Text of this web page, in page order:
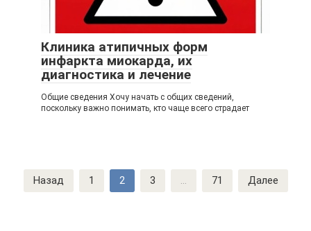
Клиника атипичных форм
инфаркта миокарда, их
диагностика и лечение
Общие сведения Хочу начать с общих сведений,
поскольку важно понимать, кто чаще всего страдает
Навигация
по
Назад 1 2 3 ... 71 Далее